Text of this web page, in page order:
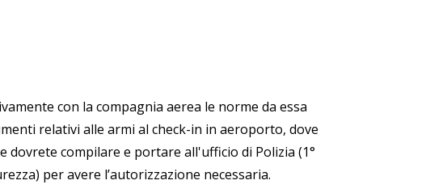
con la compagnia aerea le norme da essa
relativi alle armi al check-in in aeroporto, dove
dovrete compilare e portare all'ufficio di Polizia (1°
per avere l’autorizzazione necessaria.